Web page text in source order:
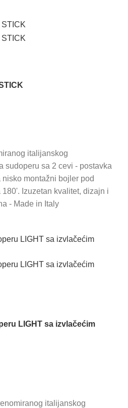
italijanskog
sudoperu sa 2 cevi - postavka
montažni bojler pod
Izuzetan kvalitet, dizajn i
- Made in Italy
LIGHT sa izvlačećim
italijanskog